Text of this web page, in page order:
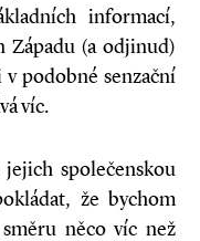
informací,
Západu (a odjinud)
v podobné senzační
víc.
společenskou
že bychom
něco víc než